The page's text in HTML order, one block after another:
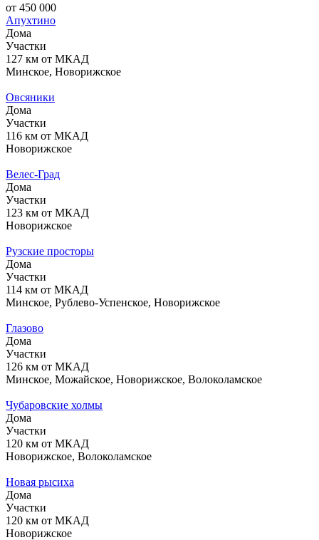
от 450 000
Апухтино
Дома
Участки
127 км от МКАД
Минское, Новорижское
Овсяники
Дома
Участки
116 км от МКАД
Новорижское
Велес-Град
Дома
Участки
123 км от МКАД
Новорижское
Рузские просторы
Дома
Участки
114 км от МКАД
Минское, Рублево-Успенское, Новорижское
Глазово
Дома
Участки
126 км от МКАД
Минское, Можайское, Новорижское, Волоколамское
Чубаровские холмы
Дома
Участки
120 км от МКАД
Новорижское, Волоколамское
Новая рысиха
Дома
Участки
120 км от МКАД
Новорижское